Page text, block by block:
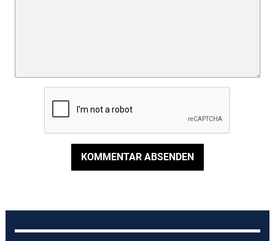
KOMMENTAR ABSENDEN